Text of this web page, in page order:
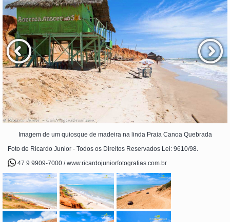
Imagem de um quiosque de madeira na linda Praia Canoa Quebrada
Foto de Ricardo Junior - Todos os Direitos Reservados Lei: 9610/98.
47 9 9909-7000 / www.ricardojuniorfotografias.com.br